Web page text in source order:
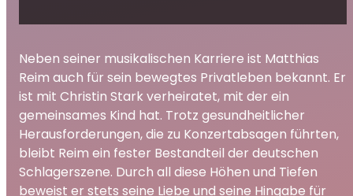
Neben seiner musikalischen Karriere ist Matthias
Reim auch für sein bewegtes Privatleben bekannt. Er
ist mit Christin Stark verheiratet, mit der ein
gemeinsames Kind hat. Trotz gesundheitlicher
Herausforderungen, die zu Konzertabsagen führten,
bleibt Reim ein fester Bestandteil der deutschen
Schlagerszene. Durch all diese Höhen und Tiefen
beweist er stets seine Liebe und seine Hingabe für